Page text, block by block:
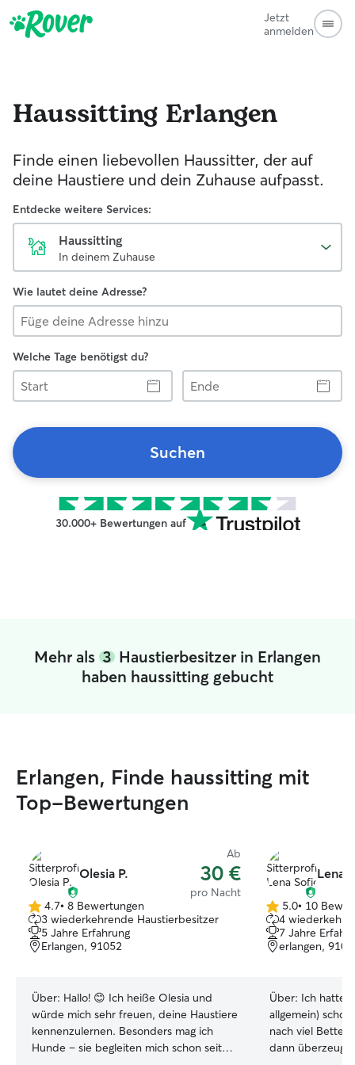
Jetzt
anmelden
Haussitting Erlangen
Finde einen liebevollen Haussitter, der auf
deine Haustiere und dein Zuhause aufpasst.
Entdecke weitere Services:
Haussitting
In deinem Zuhause
Wie lautet deine Adresse?
Welche Tage benötigst du?
Start
Ende
Suchen
30.000+ Bewertungen auf
Mehr als 3 Haustierbesitzer in Erlangen
haben haussitting gebucht
Erlangen, Finde haussitting mit
Top-Bewertungen
Olesia P.
Ab
30 €
pro Nacht
4.7
von
5
Sternen
4.7• 8 Bewertungen
3 wiederkehrende Haustierbesitzer
5 Jahre Erfahrung
Erlangen, 91052
Über: Hallo! 😊 Ich heiße Olesia und
würde mich sehr freuen, deine Haustiere
kennenzulernen. Besonders mag ich
Hunde – sie begleiten mich schon seit
Lena
5.0
von
5
Sternen
5.0• 10
4
7 Jahre
erlangen,
Über: Ich hatte
allgemein)
nach viel
dann überzeugt